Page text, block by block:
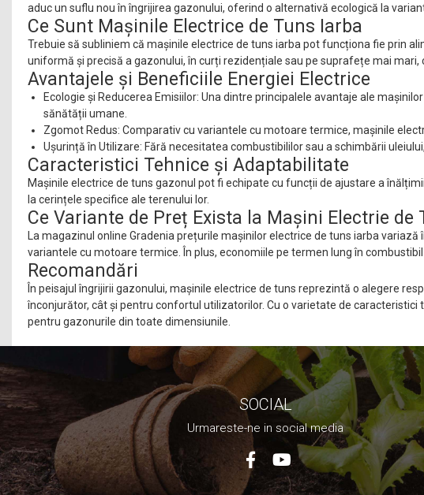
Articole De Consum Industrie
Lacuri Si Vopsele
Produse decorative
Produse pentru constructii
Aparate Pneumatice
Pistoale de vopsit
Set aer comprimat
Compresoare
Scule si accesorii pneumatice
Scule Electrice
Bormasini
Aparate de sudura
Aeroterme si tunuri de caldura
Aspiratoare profesionale
Capsatoare electrice
Ciocane electro-pneumatice
Fierastrau circular
Fierastrau electric
Fierastrau pendular vertical
Ferastraie stationare
Polizor unghiular
Telemetru
aduc un suflu nou în îngrijirea gazonului, oferind o alternativă ecologică la
Ce Sunt Mașinile Electrice de Tuns Iarba
Trebuie să subliniem că mașinile electrice de tuns iarba pot funcționa fie prin
uniformă și precisă a gazonului, în curți rezidențiale sau pe suprafețe mai mari,
Avantajele și Beneficiile Energiei Electrice
Ecologie și Reducerea Emisiilor: Una dintre principalele avantaje ale
sănătății umane.
Zgomot Redus: Comparativ cu variantele cu motoare termice, mașinile
Ușurință în Utilizare: Fără necesitatea combustibililor sau a schimbării
Caracteristici Tehnice și Adaptabilitate
Mașinile electrice de tuns gazonul pot fi echipate cu funcții de ajustare a
la cerințele specifice ale terenului lor.
Ce Variante de Preț Exista la Mașini Electrie de
La magazinul online Gradenia prețurile mașinilor electrice de tuns iarba
variantele cu motoare termice. În plus, economiile pe termen lung în
Recomandări
În peisajul îngrijirii gazonului, mașinile electrice de tuns reprezintă o alegere
înconjurător, cât și pentru confortul utilizatorilor. Cu o varietate de
pentru gazonurile din toate dimensiunile.
SOCIAL
Urmareste-ne in social media